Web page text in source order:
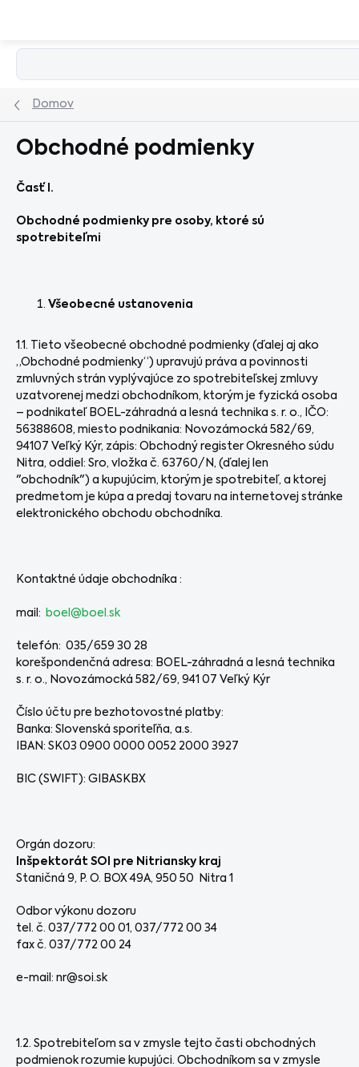
Domov
Obchodné podmienky
Časť I.
Obchodné podmienky pre osoby, ktoré sú
spotrebiteľmi
Všeobecné ustanovenia
1.1. Tieto všeobecné obchodné podmienky (ďalej aj ako
„Obchodné podmienky“) upravujú práva a povinnosti
zmluvných strán vyplývajúce zo spotrebiteľskej zmluvy
uzatvorenej medzi obchodníkom, ktorým je fyzická osoba
– podnikateľ
BOEL-záhradná a lesná technika s. r. o., IČO:
56388608, miesto podnikania: Novozámocká 582/69,
94107 Veľký Kýr, zápis: Obchodný register Okresného súdu
Nitra, oddiel: Sro, vložka č. 63760/N, (ďalej len
"obchodník") a kupujúcim, ktorým je spotrebiteľ, a ktorej
predmetom je kúpa a predaj tovaru na internetovej stránke
elektronického obchodu obchodníka.
Kontaktné údaje obchodníka :
mail: boel@boel.sk
telefón: 035/659 30 28
korešpondenčná adresa: BOEL-záhradná a lesná technika
s. r. o., Novozámocká 582/69, 941 07 Veľký Kýr
Číslo účtu pre bezhotovostné platby:
Banka: Slovenská sporiteľňa, a.s.
IBAN: SK03 0900 0000 0052 2000 3927
BIC (SWIFT): GIBASKBX
Orgán dozoru:
Inšpektorát SOI pre Nitriansky kraj
Staničná 9, P. O. BOX 49A, 950 50 Nitra 1
Odbor výkonu dozoru
tel. č. 037/772 00 01, 037/772 00 34
fax č. 037/772 00 24
e-mail: nr@soi.sk
1.2. Spotrebiteľom sa v zmysle tejto časti obchodných
podmienok rozumie kupujúci. Obchodníkom sa v zmysle